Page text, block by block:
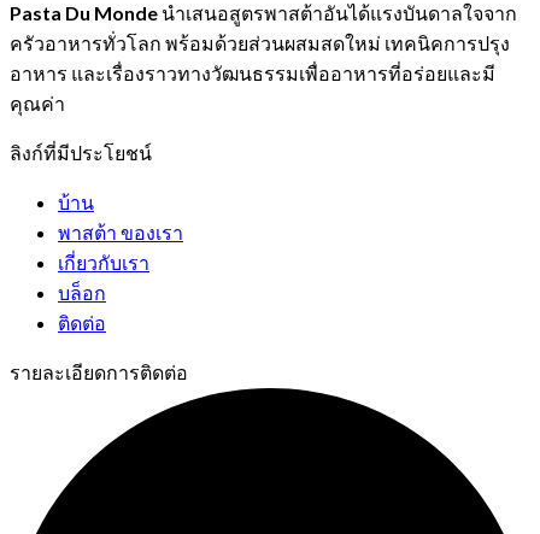
Pasta Du Monde นำเสนอสูตรพาสต้าอันได้แรงบันดาลใจจาก
ครัวอาหารทั่วโลก พร้อมด้วยส่วนผสมสดใหม่ เทคนิคการปรุง
อาหาร และเรื่องราวทางวัฒนธรรมเพื่ออาหารที่อร่อยและมี
คุณค่า
ลิงก์ที่มีประโยชน์
บ้าน
พาสต้า ของเรา
เกี่ยวกับเรา
บล็อก
ติดต่อ
รายละเอียดการติดต่อ